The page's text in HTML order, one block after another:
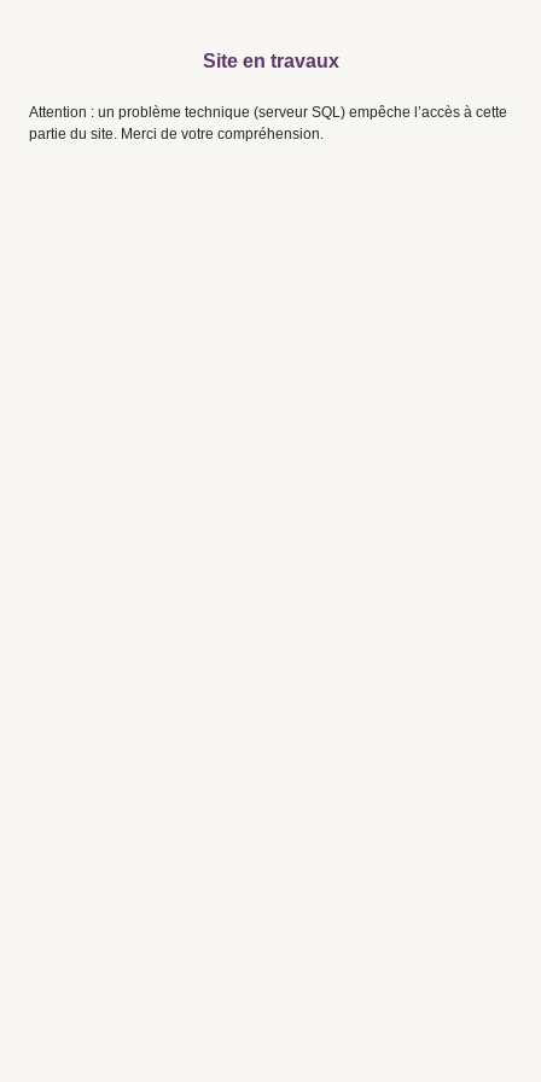
Site en travaux
Attention : un problème technique (serveur SQL) empêche l’accès à cette
partie du site. Merci de votre compréhension.